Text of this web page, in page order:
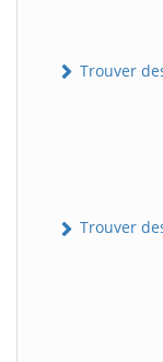
Trouver
Trouver